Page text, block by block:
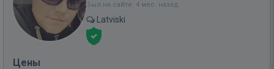
Был на сайте: 4 мес. назад
Latviski
Цены